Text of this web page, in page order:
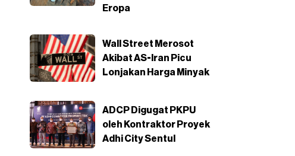
Eropa
Wall Street Merosot
Akibat AS-Iran Picu
Lonjakan Harga Minyak
ADCP Digugat PKPU
oleh Kontraktor Proyek
Adhi City Sentul